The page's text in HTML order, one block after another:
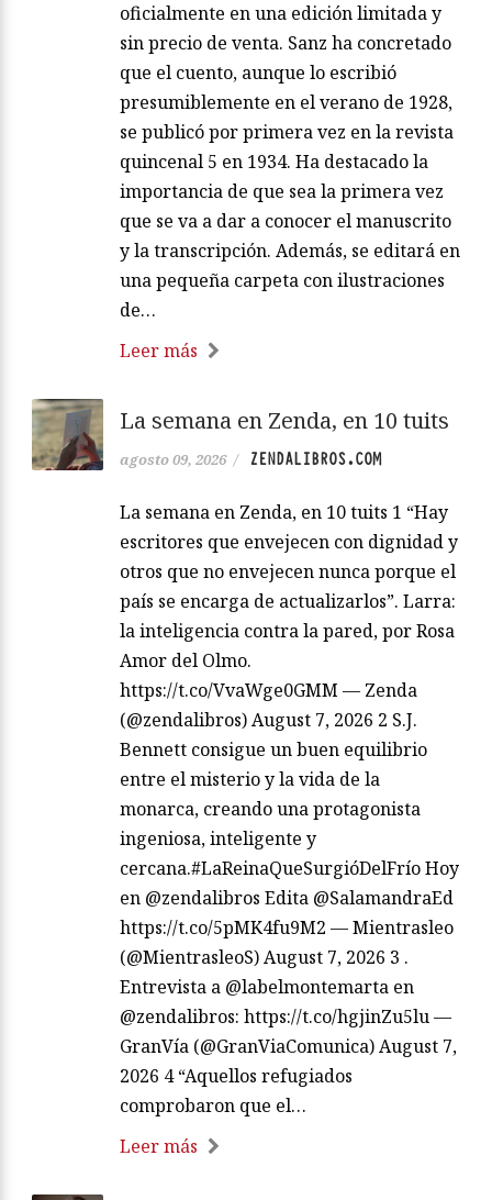
oficialmente en una edición limitada y
sin precio de venta. Sanz ha concretado
que el cuento, aunque lo escribió
presumiblemente en el verano de 1928,
se publicó por primera vez en la revista
quincenal 5 en 1934. Ha destacado la
importancia de que sea la primera vez
que se va a dar a conocer el manuscrito
y la transcripción. Además, se editará en
una pequeña carpeta con ilustraciones
de…
Leer más
La semana en Zenda, en 10 tuits
agosto 09, 2026 / ZENDALIBROS.COM
La semana en Zenda, en 10 tuits 1 “Hay
escritores que envejecen con dignidad y
otros que no envejecen nunca porque el
país se encarga de actualizarlos”. Larra:
la inteligencia contra la pared, por Rosa
Amor del Olmo.
https://t.co/VvaWge0GMM — Zenda
(@zendalibros) August 7, 2026 2 S.J.
Bennett consigue un buen equilibrio
entre el misterio y la vida de la
monarca, creando una protagonista
ingeniosa, inteligente y
cercana.#LaReinaQueSurgióDelFrío Hoy
en @zendalibros Edita @SalamandraEd
https://t.co/5pMK4fu9M2 — Mientrasleo
(@MientrasleoS) August 7, 2026 3 .
Entrevista a @labelmontemarta en
@zendalibros: https://t.co/hgjinZu5lu —
GranVía (@GranViaComunica) August 7,
2026 4 “Aquellos refugiados
comprobaron que el…
Leer más